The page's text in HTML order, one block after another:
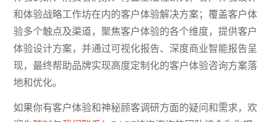
和体验战略工作坊在内的客户体验解决方案；覆盖客户体
验多个触点及渠道，聚焦客户体验的各个维度，提供客户
体验设计方案，并通过可视化报告、深度商业智能报告呈
现，最终帮助品牌实现高度定制化的客户体验咨询方案落
地和优化。
如果你有客户体验和神秘顾客调研方面的疑问和需求，欢